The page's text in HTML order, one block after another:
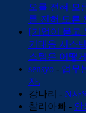
오를 전혀 모
를 전혀 모른
[기업이 묻고
기대응 시스
스템은 어떻
sensyo - 업무
자.
강나리 - N사
찰리아빠 - 안